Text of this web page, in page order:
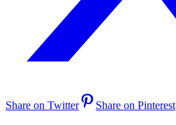
Share on Twitter Share on Pinterest